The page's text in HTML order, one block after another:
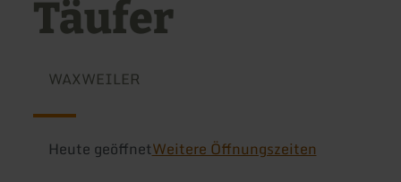
Täufer
WAXWEILER
Heute geöffnetWeitere Öffnungszeiten